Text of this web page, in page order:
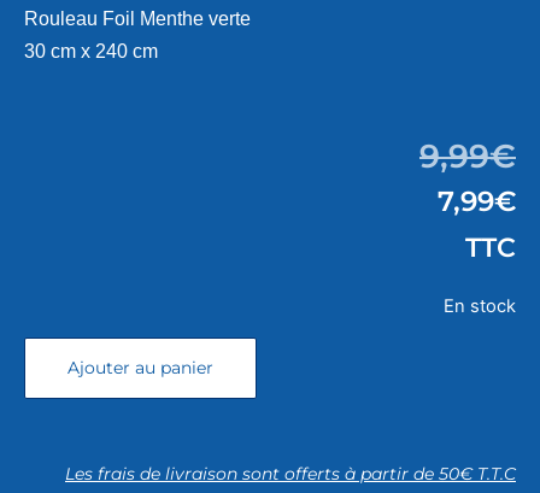
Rouleau Foil Menthe verte
30 cm x 240 cm
9,99€
7,99€
TTC
En stock
Ajouter au panier
Les frais de livraison sont offerts à partir de 50€ T.T.C